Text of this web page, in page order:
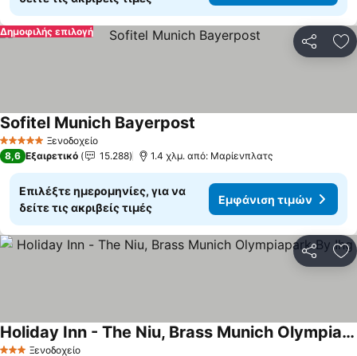
Δημοφιλής επιλογή
5 Αστέρια Ξενοδοχείο
Sofitel Munich Bayerpost
8,6 Εξαιρετικό 15.288 1.4 χλμ. από: Μαρίενπλατς
Επιλέξτε ημερομηνίες, για να
δείτε τις ακριβείς τιμές
Εμφάνιση τιμών
Ξενοδοχείο
Holiday Inn - The Niu, Brass Munich Olympiapark By Ihg
Εμφάνιση τιμών